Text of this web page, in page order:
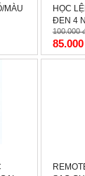
MÀU
HỌC
ĐEN 4
100.000